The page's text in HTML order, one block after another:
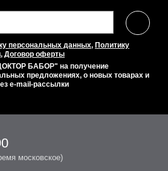
персональных данных, Политику
, Договор оферты
БАБОР" на получение
предложениях, о новых товарах и
e-mail-рассылки
московское)